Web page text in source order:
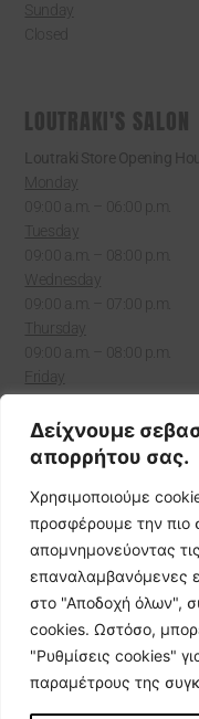
Δείχνουμε
απορρήτου σας.
Χρησιμοποιούμε
προσφέρουμε την πιο
απομνημονεύοντας
επαναλαμβανόμενες
στο "Αποδοχή όλων",
cookies. Ωστόσο,
"Ρυθμίσεις cookies"
παραμέτρους της
Sunday
Closed
LOUTRAKI'S SALON
Loutraki Store Opening
Monday
09:00 a.m. – 06:00 p.m.
Tuesday
09:00 a.m. – 08:00 p.m.
Wednesday
09:00 a.m. – 07:00 p.m.
Thursday
09:00 a.m. – 08:00 p.m.
Friday
Saturday
9:00 a.m. – 7:00 p.m.
Sunday
Closed
©